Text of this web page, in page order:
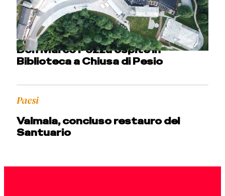
Cultura
Don Marco Pozza ospite in
Biblioteca a Chiusa di Pesio
Paesi
Valmala, concluso restauro del
Santuario